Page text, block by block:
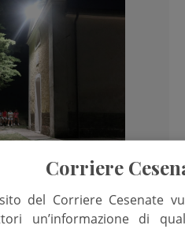
in mezzo
Corriere
del Corriere Cesenate
un’informazione di